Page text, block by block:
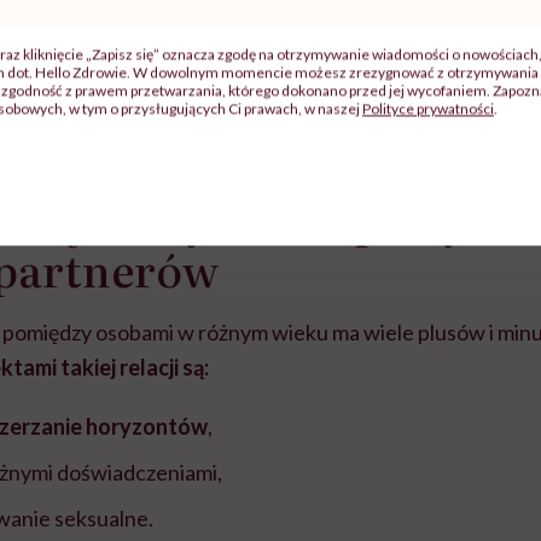
"Jestem w ciąży, co mi się
Wkrótce nowa
atakach paniki.
warsztat
osobami w różnym wieku ma wiele plusów i
takiej relacji są:
horyzontów,
doświadczeniami,
seksualne.
kliknięcie „Zapisz się” oznacza zgodę na otrzymywanie wiadomości o
dot. Hello Zdrowie. W dowolnym momencie możesz zrezygnować z
zgodność z prawem przetwarzania, którego dokonano przed jej wycofaniem.
w tym o przysługujących Ci prawach, w naszejPolityce prywatności.